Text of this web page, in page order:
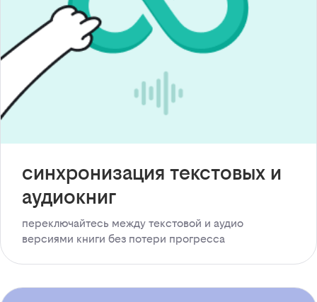
синхронизация текстовых и
аудиокниг
переключайтесь между текстовой и аудио
версиями книги без потери прогресса